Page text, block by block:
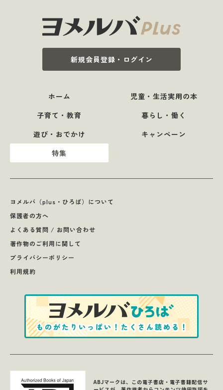
新規会員登録・ログイン
ホーム
児童・生活実用の本
子育て・教育
暮らし・働く
遊び・おでかけ
キャンペーン
特集
ヨメルバ（plus・ひろば）について
保護者の方へ
よくある質問 / お問い合わせ
著作物のご利用に関して
プライバシーポリシー
利用規約
ABJマークは、この電子書店・電子書籍配信サ